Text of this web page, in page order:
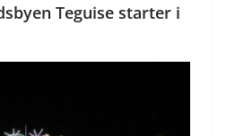
Teguise starter i